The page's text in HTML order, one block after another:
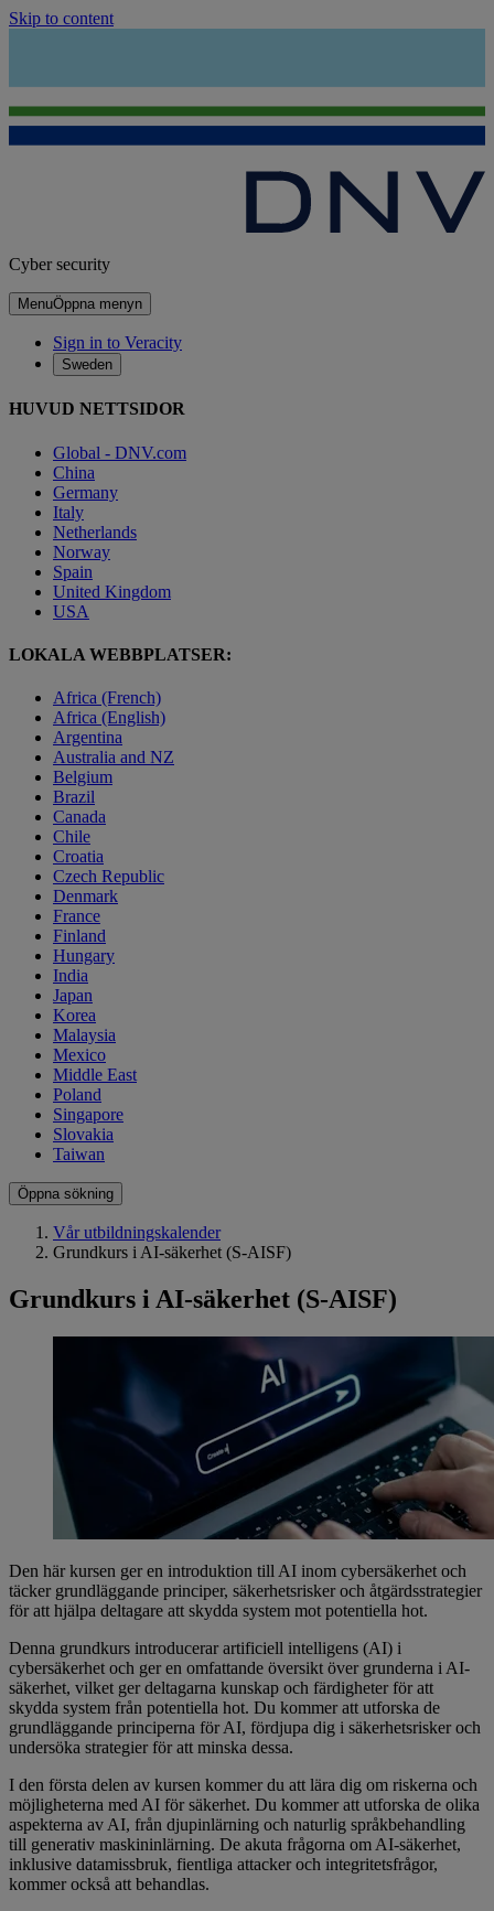
Skip to content
Cyber security
MenuÖppna menyn
Sign in to Veracity
Sweden
HUVUD NETTSIDOR
Global - DNV.com
China
Germany
Italy
Netherlands
Norway
Spain
United Kingdom
USA
LOKALA WEBBPLATSER:
Africa (French)
Africa (English)
Argentina
Australia and NZ
Belgium
Brazil
Canada
Chile
Croatia
Czech Republic
Denmark
France
Finland
Hungary
India
Japan
Korea
Malaysia
Mexico
Middle East
Poland
Singapore
Slovakia
Taiwan
Öppna sökning
Vår utbildningskalender
Grundkurs i AI-säkerhet (S-AISF)
Grundkurs i AI-säkerhet (S-AISF)
Den här kursen ger en introduktion till AI inom cybersäkerhet och
täcker grundläggande principer, säkerhetsrisker och åtgärdsstrategier
för att hjälpa deltagare att skydda system mot potentiella hot.
Denna grundkurs introducerar artificiell intelligens (AI) i
cybersäkerhet och ger en omfattande översikt över grunderna i AI-
säkerhet, vilket ger deltagarna kunskap och färdigheter för att
skydda system från potentiella hot. Du kommer att utforska de
grundläggande principerna för AI, fördjupa dig i säkerhetsrisker och
undersöka strategier för att minska dessa.
I den första delen av kursen kommer du att lära dig om riskerna och
möjligheterna med AI för säkerhet. Du kommer att utforska de olika
aspekterna av AI, från djupinlärning och naturlig språkbehandling
till generativ maskininlärning. De akuta frågorna om AI-säkerhet,
inklusive datamissbruk, fientliga attacker och integritetsfrågor,
kommer också att behandlas.